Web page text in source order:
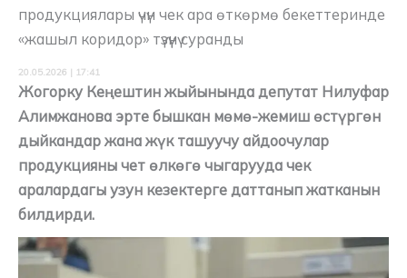
продукциялары үчүн чек ара өткөрмө бекеттеринде
«жашыл коридор» түзүүнү суранды
20.05.2026 | 17:41
Жогорку Кеңештин жыйынында депутат Нилуфар
Алимжанова эрте бышкан мөмө-жемиш өстүргөн
дыйкандар жана жүк ташуучу айдоочулар
продукцияны чет өлкөгө чыгарууда чек
аралардагы узун кезектерге даттанып жатканын
билдирди.